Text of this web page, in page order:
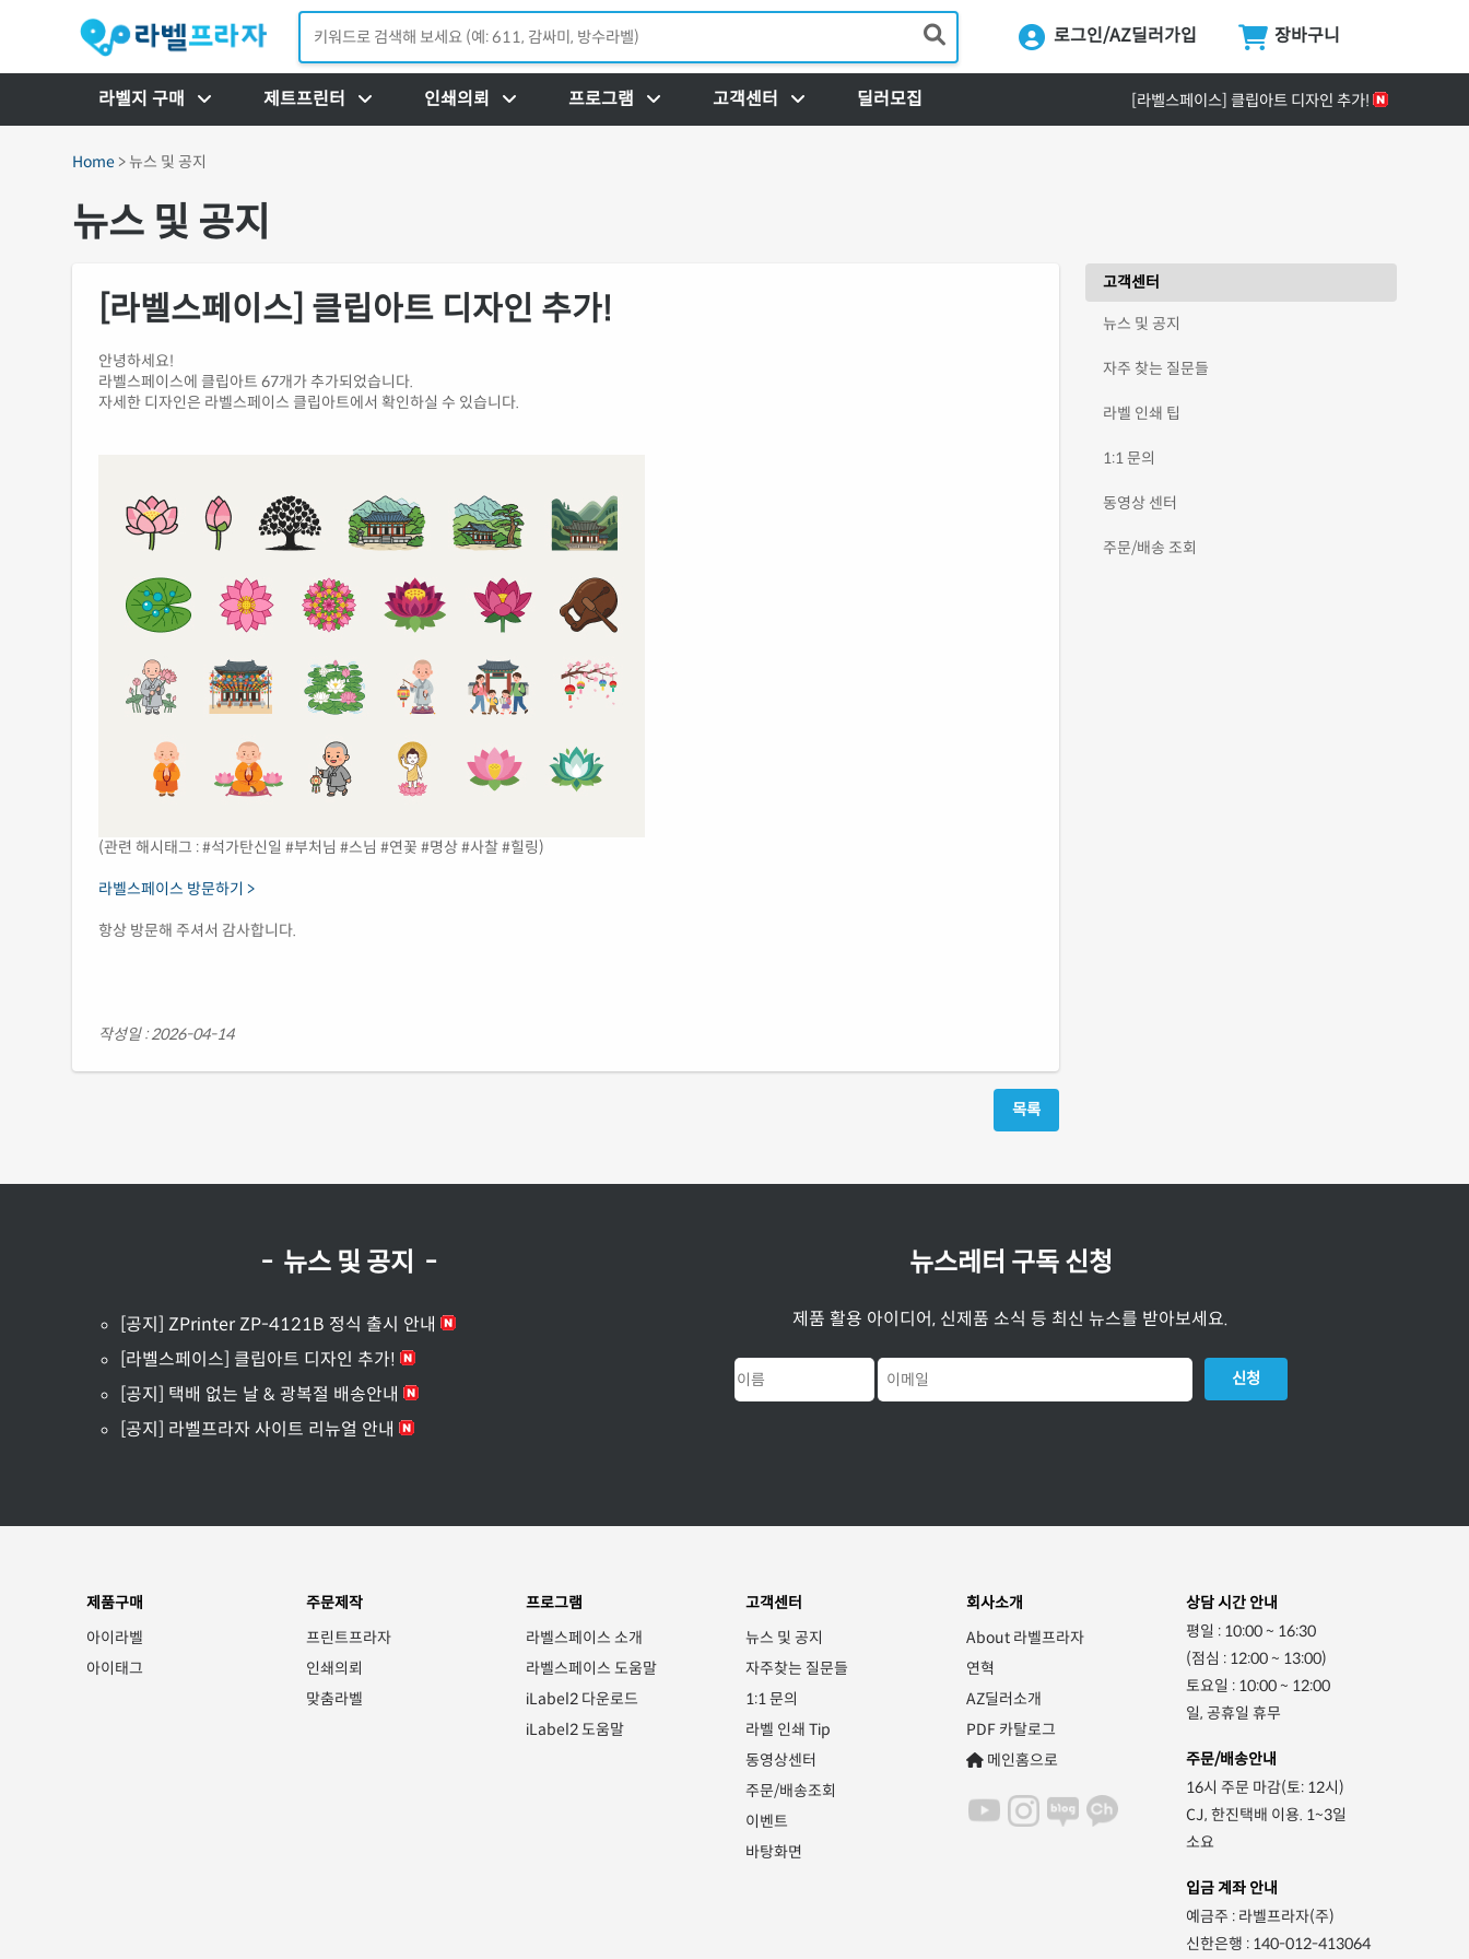
Loading...
로그인/AZ딜러가입 장바구니
라벨지 구매 제트프린터 인쇄의뢰 프로그램 고객센터 딜러모집
[라벨스페이스] 클립아트 디자인 추가!
Home > 뉴스 및 공지
뉴스 및 공지
[라벨스페이스] 클립아트 디자인 추가!
안녕하세요!
라벨스페이스에 클립아트 67개가 추가되었습니다.
자세한 디자인은 라벨스페이스 클립아트에서 확인하실 수 있습니다.
(관련 해시태그 : #석가탄신일 #부처님 #스님 #연꽃 #명상 #사찰 #힐링)
라벨스페이스 방문하기 >
항상 방문해 주셔서 감사합니다.
작성일 : 2026-04-14
목록
고객센터
뉴스 및 공지
자주 찾는 질문들
라벨 인쇄 팁
1:1 문의
동영상 센터
주문/배송 조회
- 뉴스 및 공지 -
[공지] ZPrinter ZP-4121B 정식 출시 안내
[라벨스페이스] 클립아트 디자인 추가!
[공지] 택배 없는 날 & 광복절 배송안내
[공지] 라벨프라자 사이트 리뉴얼 안내
뉴스레터 구독 신청
제품 활용 아이디어, 신제품 소식 등 최신 뉴스를 받아보세요.
신청
제품구매
아이라벨
아이태그
주문제작
프린트프라자
인쇄의뢰
맞춤라벨
프로그램
라벨스페이스 소개
라벨스페이스 도움말
iLabel2 다운로드
iLabel2 도움말
고객센터
뉴스 및 공지
자주찾는 질문들
1:1 문의
라벨 인쇄 Tip
동영상센터
주문/배송조회
이벤트
바탕화면
회사소개
About 라벨프라자
연혁
AZ딜러소개
PDF 카탈로그
메인홈으로
상담 시간 안내
평일 : 10:00 ~ 16:30
(점심 : 12:00 ~ 13:00)
토요일 : 10:00 ~ 12:00
일, 공휴일 휴무
주문/배송안내
16시 주문 마감(토: 12시)
CJ, 한진택배 이용. 1~3일
소요
입금 계좌 안내
예금주 : 라벨프라자(주)
신한은행 : 140-012-413064